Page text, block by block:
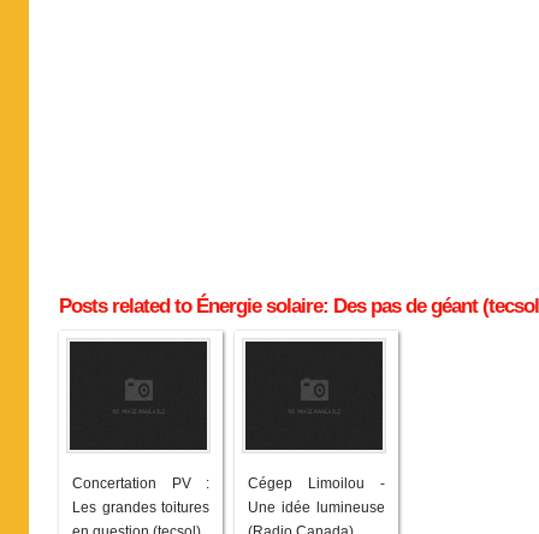
Posts related to Énergie solaire: Des pas de géant
Concertation PV :
Les grandes toitures
Cégep Limoilou -
Une idée lumineuse